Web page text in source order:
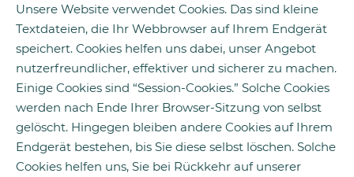
Unsere Website verwendet Cookies. Das sind kleine
Textdateien, die Ihr Webbrowser auf Ihrem Endgerät
speichert. Cookies helfen uns dabei, unser Angebot
nutzerfreundlicher, effektiver und sicherer zu machen.
Einige Cookies sind “Session-Cookies.” Solche Cookies
werden nach Ende Ihrer Browser-Sitzung von selbst
gelöscht. Hingegen bleiben andere Cookies auf Ihrem
Endgerät bestehen, bis Sie diese selbst löschen. Solche
Cookies helfen uns, Sie bei Rückkehr auf unserer